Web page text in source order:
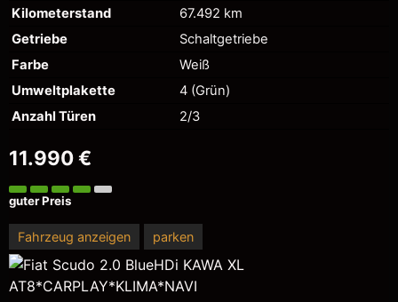
Kilometerstand
67.492 km
Getriebe
Schaltgetriebe
Farbe
Weiß
Umweltplakette
4 (Grün)
Anzahl Türen
2/3
11.990 €
guter Preis
Fahrzeug anzeigen parken